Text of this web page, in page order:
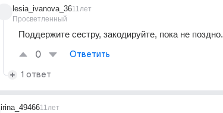
lesia_ivanova_36
Просветленный
11лет
Поддержите сестру, закодируйте, пока не поздно.
0 Ответить
1 ответ
irina_4946611лет